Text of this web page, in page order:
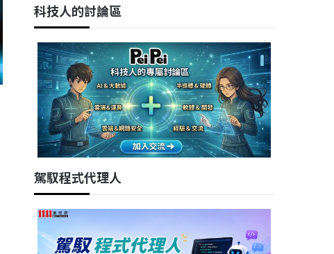
科技人的討論區
駕馭程式代理人